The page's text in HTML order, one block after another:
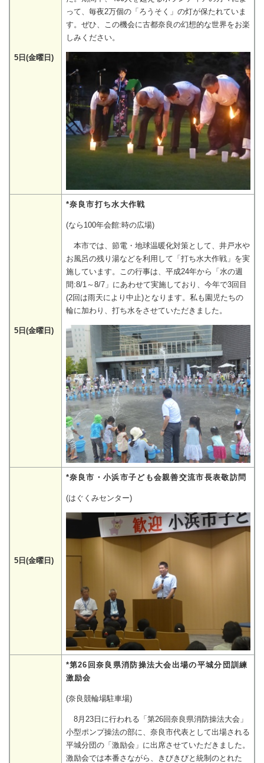
5日(金曜日)
って、毎夜2万個の「ろうそく」の灯が保たれていま
す。ぜひ、この機会に古都奈良の幻想的な世界をお楽
しみください。
5日(金曜日)
*奈良市打ち水大作戦
(なら100年会館:時の広場)
本市では、節電・地球温暖化対策として、井戸水や
お風呂の残り湯などを利用して「打ち水大作戦」を実
施しています。この行事は、平成24年から「水の週
間:8/1～8/7」にあわせて実施しており、今年で3回目
(2回は雨天により中止)となります。私も園児たちの
輪に加わり、打ち水をさせていただきました。
5日(金曜日)
*奈良市・小浜市子ども会親善交流市長表敬訪問
(はぐくみセンター)
*第26回奈良県消防操法大会出場の平城分団訓練
激励会
(奈良競輪場駐車場)
8月23日に行われる「第26回奈良県消防操法大会」
小型ポンプ操法の部に、奈良市代表として出場される
平城分団の「激励会」に出席させていただきました。
激励会では本番さながら、きびきびと統制のとれた